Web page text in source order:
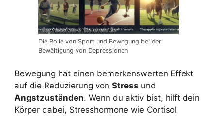
Die Rolle von Sport und Bewegung bei der
Bewältigung von Depressionen
Bewegung hat einen bemerkenswerten Effekt
auf die Reduzierung von Stress und
Angstzuständen. Wenn du aktiv bist, hilft dein
Körper dabei, Stresshormone wie Cortisol